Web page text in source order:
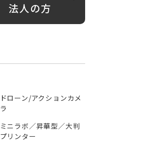
法人の方
ドローン/アクションカメ
ラ
ミニラボ／昇華型／大判
プリンター